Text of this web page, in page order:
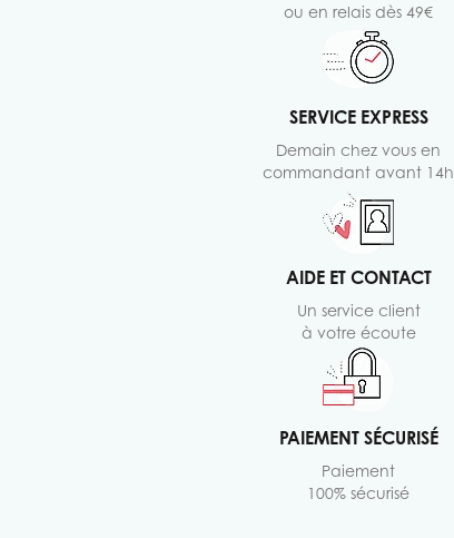
ou en relais dès 49€
SERVICE EXPRESS
Demain chez vous en
commandant avant 14h
AIDE ET CONTACT
Un service client
à votre écoute
PAIEMENT SÉCURISÉ
Paiement
100% sécurisé